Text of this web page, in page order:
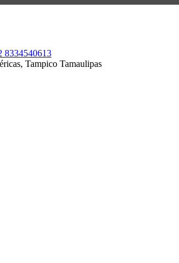
8334540613
Tampico Tamaulipas